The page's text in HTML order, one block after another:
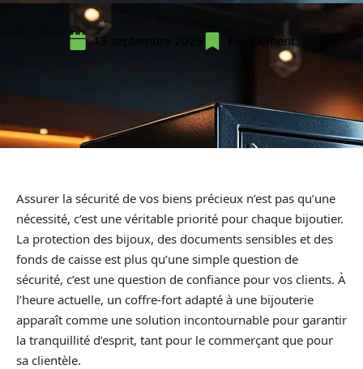
13 septembre 2025 Equipement
Assurer la sécurité de vos biens précieux n’est pas qu’une
nécessité, c’est une véritable priorité pour chaque bijoutier.
La protection des bijoux, des documents sensibles et des
fonds de caisse est plus qu’une simple question de
sécurité, c’est une question de confiance pour vos clients. À
l’heure actuelle, un coffre-fort adapté à une bijouterie
apparaît comme une solution incontournable pour garantir
la tranquillité d’esprit, tant pour le commerçant que pour
sa clientèle.